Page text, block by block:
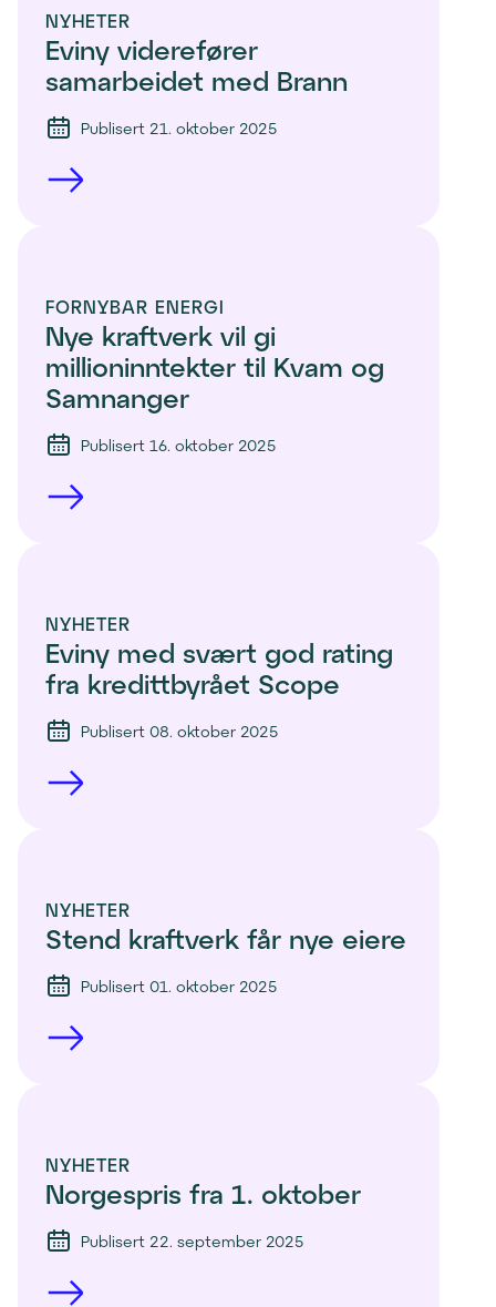
NYHETER
Eviny viderefører
samarbeidet med Brann
Publisert 21. oktober 2025
FORNYBAR ENERGI
Nye kraftverk vil gi
millioninntekter til Kvam og
Samnanger
Publisert 16. oktober 2025
NYHETER
Eviny med svært god rating
fra kredittbyrået Scope
Publisert 08. oktober 2025
NYHETER
Stend kraftverk får nye eiere
Publisert 01. oktober 2025
NYHETER
Norgespris fra 1. oktober
Publisert 22. september 2025